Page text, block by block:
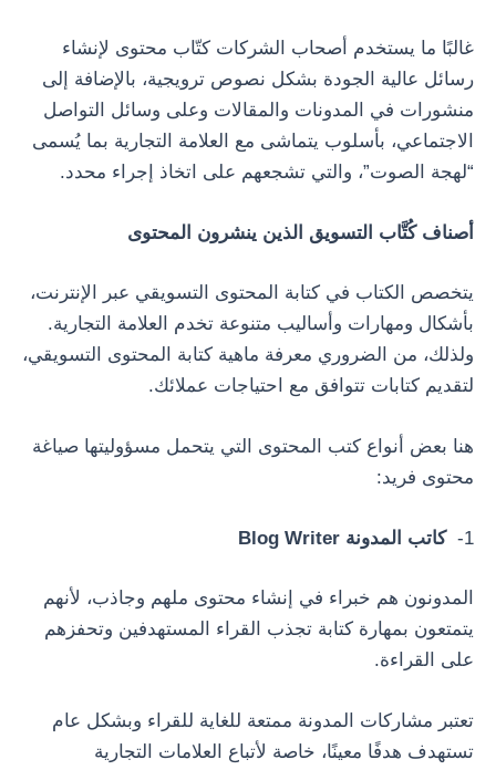
غالبًا ما يستخدم أصحاب الشركات كتّاب محتوى لإنشاء
رسائل عالية الجودة بشكل نصوص ترويجية، بالإضافة إلى
منشورات في المدونات والمقالات وعلى وسائل التواصل
الاجتماعي، بأسلوب يتماشى مع العلامة التجارية بما يُسمى
“لهجة الصوت”، والتي تشجعهم على اتخاذ إجراء محدد.
أصناف كُتَّاب التسويق الذين ينشرون المحتوى
يتخصص الكتاب في كتابة المحتوى التسويقي عبر الإنترنت،
بأشكال ومهارات وأساليب متنوعة تخدم العلامة التجارية.
ولذلك، من الضروري معرفة ماهية كتابة المحتوى التسويقي،
لتقديم كتابات تتوافق مع احتياجات عملائك.
هنا بعض أنواع كتب المحتوى التي يتحمل مسؤوليتها صياغة
محتوى فريد:
1- كاتب المدونة Blog Writer
المدونون هم خبراء في إنشاء محتوى ملهم وجاذب، لأنهم
يتمتعون بمهارة كتابة تجذب القراء المستهدفين وتحفزهم
على القراءة.
تعتبر مشاركات المدونة ممتعة للغاية للقراء وبشكل عام
تستهدف هدفًا معينًا، خاصة لأتباع العلامات التجارية